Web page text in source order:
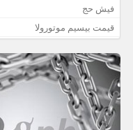
فیش حج
قیمت بیسیم موتورولا